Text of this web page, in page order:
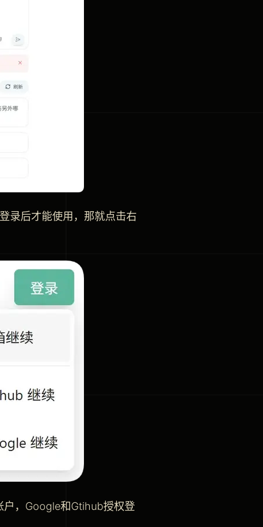
录后才能使用，那就点击右
户，Google和Gtihub授权登